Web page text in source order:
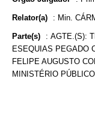
Relator(a) : Min.
Parte(s) : AGTE.(S):
ESEQUIAS PEGADO
FELIPE AUGUSTO
MINISTÉRIO